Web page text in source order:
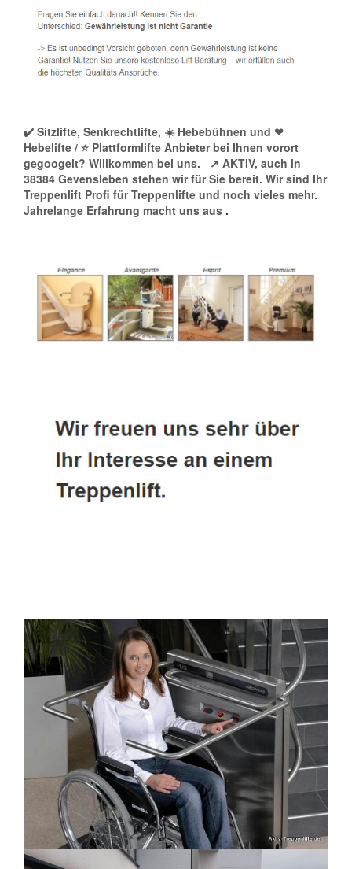
✔️ Sitzlifte, Senkrechtlifte, ☀️ Hebebühnen und ❤
Hebelifte / ⭐ Plattformlifte Anbieter bei Ihnen vorort
gegoogelt? Willkommen bei uns.
↗️ AKTIV, auch in
38384 Gevensleben stehen wir für Sie bereit. Wir sind Ihr
Treppenlift Profi für Treppenlifte und noch vieles mehr.
Jahrelange Erfahrung macht uns aus .